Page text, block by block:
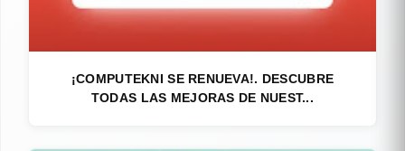
¡COMPUTEKNI SE RENUEVA!. DESCUBRE
TODAS LAS MEJORAS DE NUEST...